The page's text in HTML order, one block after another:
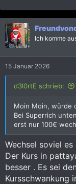
Ich komme
15 Januar 2026
d3l0rtE schrieb:
Moin Moin, würde
Bei Superrich
erst nur 100€
Wechsel soviel
Der Kurs in
besser . Es sei
Kursschwankung